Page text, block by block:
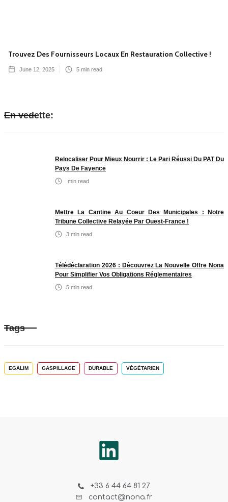
Trouvez Des Fournisseurs Locaux En Restauration Collective !
June 12, 2025 5 min read
En vedette:
Relocaliser Pour Mieux Nourrir : Le Pari Réussi Du PAT Du
Pays De Fayence
min read
Mettre La Cantine Au Coeur Des Municipales : Notre
Tribune Collective Relayée Par Ouest-France !
3 min read
Télédéclaration 2026 : Découvrez La Nouvelle Offre Nona
Pour Simplifier Vos Obligations Réglementaires
5 min read
Tags
EGALIM GASPILLAGE DURABLE VÉGÉTARIEN
+33 6 44 64 81 27
contact@nona.fr